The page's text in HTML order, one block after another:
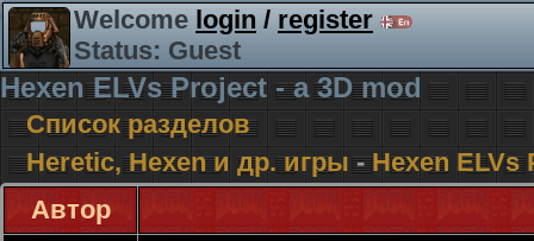
Welcome login/register
Status: Guest
Hexen ELVs Project - a 3D mod
Список разделов
Heretic, Hexen и др. игры-Hexen ELVs
Автор